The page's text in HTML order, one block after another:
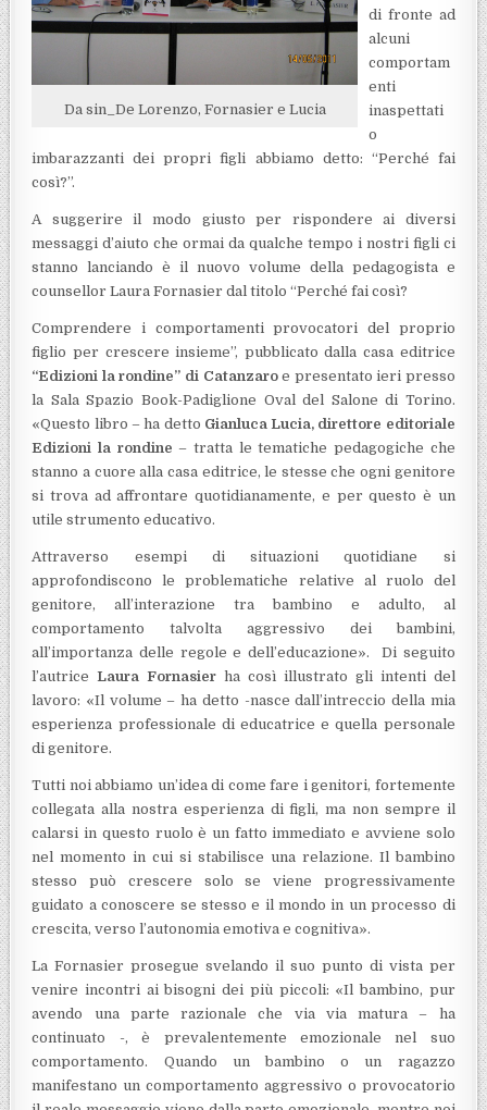
Da sin_De Lorenzo, Fornasier e Lucia
di fronte ad
alcuni
comportam
enti
inaspettati
o
imbarazzanti dei propri figli abbiamo detto: “Perché fai
così?”.
A suggerire il modo giusto per rispondere ai diversi
messaggi d’aiuto che ormai da qualche tempo i nostri figli ci
stanno lanciando è il nuovo volume della pedagogista e
counsellor Laura Fornasier dal titolo “Perché fai così?
Comprendere i comportamenti provocatori del proprio
figlio per crescere insieme”, pubblicato dalla casa editrice
“Edizioni la rondine” di Catanzaroe presentato ieri presso
la Sala Spazio Book-Padiglione Oval del Salone di Torino.
«Questo libro – ha detto Gianluca Lucia, direttore editoriale
Edizioni la rondine – tratta le tematiche pedagogiche che
stanno a cuore alla casa editrice, le stesse che ogni genitore
si trova ad affrontare quotidianamente, e per questo è un
utile strumento educativo.
Attraverso esempi di situazioni quotidiane si
approfondiscono le problematiche relative al ruolo del
genitore, all’interazione tra bambino e adulto, al
comportamento talvolta aggressivo dei bambini,
all’importanza delle regole e dell’educazione». Di seguito
l’autriceLaura Fornasier ha così illustrato gli intenti del
lavoro: «Il volume – ha detto -nasce dall’intreccio della mia
esperienza professionale di educatrice e quella personale
di genitore.
Tutti noi abbiamo un’idea di come fare i genitori, fortemente
collegata alla nostra esperienza di figli, ma non sempre il
calarsi in questo ruolo è un fatto immediato e avviene solo
nel momento in cui si stabilisce una relazione. Il bambino
stesso può crescere solo se viene progressivamente
guidato a conoscere se stesso e il mondo in un processo di
crescita, verso l’autonomia emotiva e cognitiva».
La Fornasier prosegue svelando il suo punto di vista per
venire incontri ai bisogni dei più piccoli: «Il bambino, pur
avendo una parte razionale che via via matura – ha
continuato -, è prevalentemente emozionale nel suo
comportamento. Quando un bambino o un ragazzo
manifestano un comportamento aggressivo o provocatorio